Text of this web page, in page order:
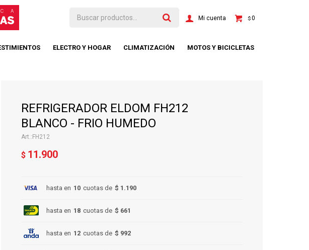
ELECTRO Y HOGAR CLIMATIZACIÓN MOTOS Y BICICLETAS
$0
REFRIGERADOR ELDOM FH212
BLANCO - FRIO HUMEDO
FH212
$ 11.900
hasta en 10 cuotas de $ 1.190
hasta en 18 cuotas de $ 661
hasta en 12 cuotas de $ 992